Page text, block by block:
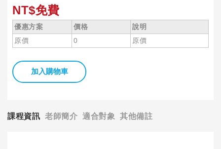
NT$免費
優惠方案 價格
說明
原價
0 原價
加入購物車
課程資訊 老師簡介 適合對象 其他備註